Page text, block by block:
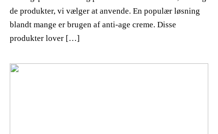
de produkter, vi vælger at anvende. En populær løsning
blandt mange er brugen af anti-age creme. Disse
produkter lover […]